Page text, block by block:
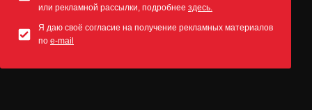
или рекламной рассылки, подробнее здесь.
Я даю своё согласие на получение рекламных материалов
по e-mail